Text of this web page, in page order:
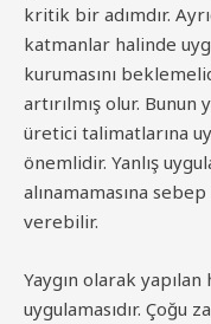
kritik bir adımdır.
katmanlar halinde
kurumasını
artırılmış olur. Bunun
üretici talimatlarına
önemlidir. Yanlış
alınamamasına
verebilir.
Yaygın olarak
uygulamasıdır. Çoğu